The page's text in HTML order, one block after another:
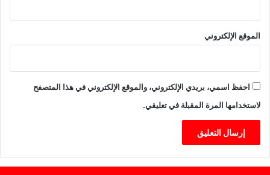
الموقع الإلكتروني
احفظ اسمي، بريدي الإلكتروني، والموقع الإلكتروني في هذا المتصفح
لاستخدامها المرة المقبلة في تعليقي.